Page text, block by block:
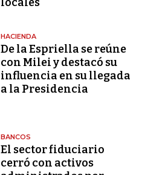
HACIENDA
De la Espriella se reúne
con Milei y destacó su
influencia en su llegada
a la Presidencia
BANCOS
El sector fiduciario
cerró con activos